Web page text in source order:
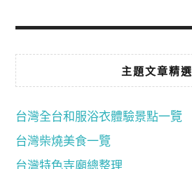
主題文章精選
台灣全台和服浴衣體驗景點一覽
台灣柴燒美食一覽
台灣特色寺廟總整理